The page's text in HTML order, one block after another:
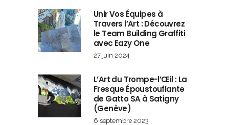
Unir Vos Équipes à
Travers l’Art : Découvrez
le Team Building Graffiti
avec Eazy One
27 juin 2024
L’Art du Trompe-l’Œil : La
Fresque Époustouflante
de Gatto SA à Satigny
(Genève)
6 septembre 2023